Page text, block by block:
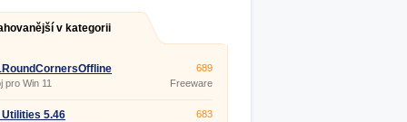
v kategorii
pro Win 11
689
Freeware
5.46
683